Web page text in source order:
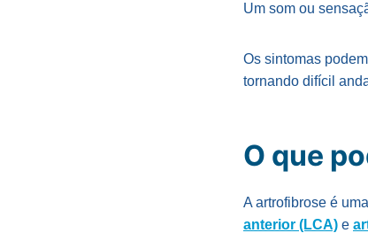
Um som ou
Os sintomas
tornando difícil
O que
A artrofibrose é
anterior (LCA) e